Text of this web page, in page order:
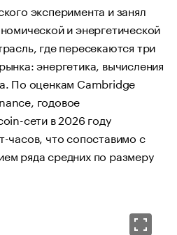
эксперимента и занял
и энергетической
где пересекаются три
энергетика, вычисления
По оценкам Cambridge
годовое
сети в 2026 году
часов, что сопоставимо с
ряда средних по размеру